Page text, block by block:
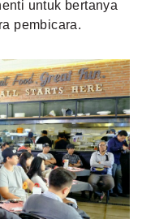
untuk bertanya
pembicara.